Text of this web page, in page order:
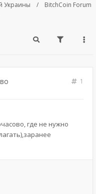
Украины
BitchCoin Forum
1
где не нужно